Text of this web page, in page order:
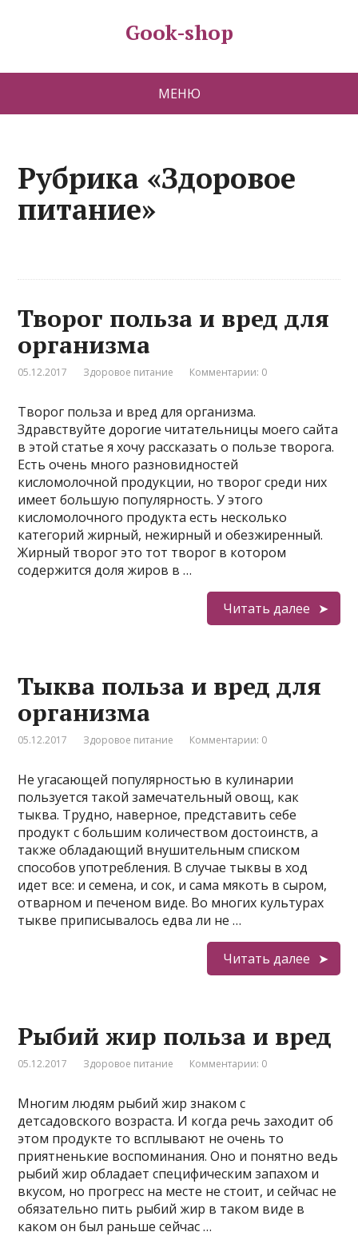
Gook-shop
МЕНЮ
Рубрика «Здоровое
питание»
Творог польза и вред для
организма
05.12.2017 Здоровое питание Комментарии: 0
Творог польза и вред для организма.
Здравствуйте дорогие читательницы моего сайта
в этой статье я хочу рассказать о пользе творога.
Есть очень много разновидностей
кисломолочной продукции, но творог среди них
имеет большую популярность. У этого
кисломолочного продукта есть несколько
категорий жирный, нежирный и обезжиренный.
Жирный творог это тот творог в котором
содержится доля жиров в …
Читать далее
Тыква польза и вред для
организма
05.12.2017 Здоровое питание Комментарии: 0
Не угасающей популярностью в кулинарии
пользуется такой замечательный овощ, как
тыква. Трудно, наверное, представить себе
продукт с большим количеством достоинств, а
также обладающий внушительным списком
способов употребления. В случае тыквы в ход
идет все: и семена, и сок, и сама мякоть в сыром,
отварном и печеном виде. Во многих культурах
тыкве приписывалось едва ли не …
Читать далее
Рыбий жир польза и вред
05.12.2017 Здоровое питание Комментарии: 0
Многим людям рыбий жир знаком с
детсадовского возраста. И когда речь заходит об
этом продукте то всплывают не очень то
приятненькие воспоминания. Оно и понятно ведь
рыбий жир обладает специфическим запахом и
вкусом, но прогресс на месте не стоит, и сейчас не
обязательно пить рыбий жир в таком виде в
каком он был раньше сейчас …